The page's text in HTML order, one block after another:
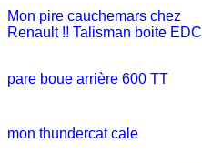
Mon pire cauchemars chez
Renault !! Talisman boite EDC
pare boue arrière 600 TT
mon thundercat cale